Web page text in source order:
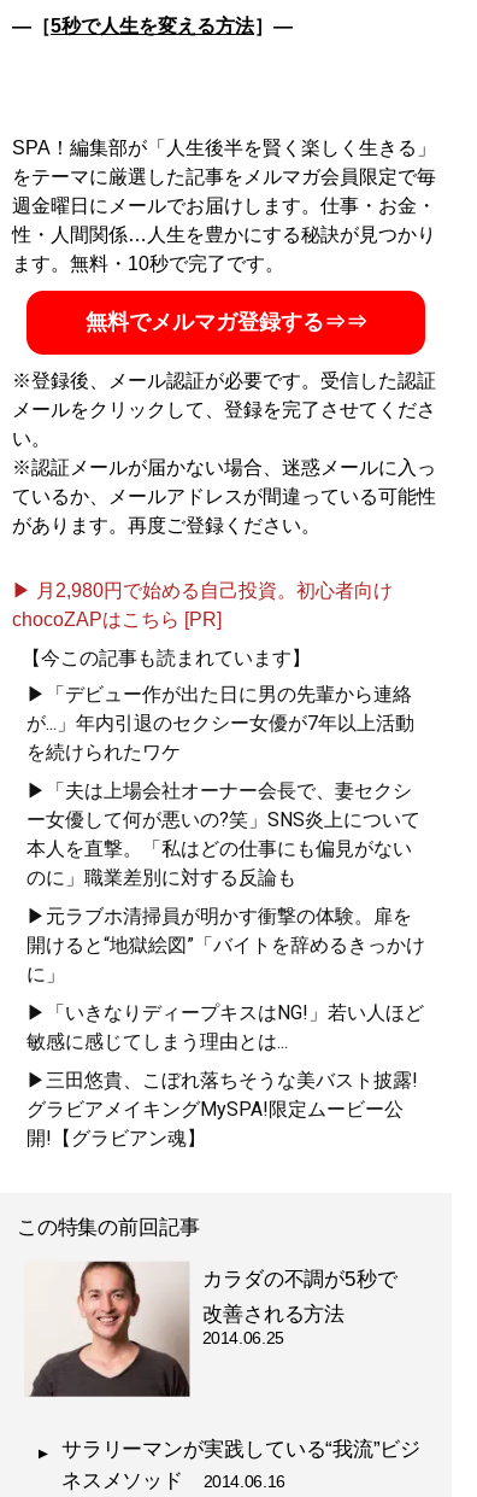
―［5秒で人生を変える方法］―
SPA！編集部が「人生後半を賢く楽しく生きる」
をテーマに厳選した記事をメルマガ会員限定で毎
週金曜日にメールでお届けします。仕事・お金・
性・人間関係…人生を豊かにする秘訣が見つかり
ます。無料・10秒で完了です。
無料でメルマガ登録する⇒⇒
※登録後、メール認証が必要です。受信した認証
メールをクリックして、登録を完了させてくださ
い。
※認証メールが届かない場合、迷惑メールに入っ
ているか、メールアドレスが間違っている可能性
があります。再度ご登録ください。
▶ 月2,980円で始める自己投資。初心者向け
chocoZAPはこちら [PR]
【今この記事も読まれています】
▶「デビュー作が出た日に男の先輩から連絡
が...」年内引退のセクシー女優が7年以上活動
を続けられたワケ
▶「夫は上場会社オーナー会長で、妻セクシ
ー女優して何が悪いの?笑」SNS炎上について
本人を直撃。「私はどの仕事にも偏見がない
のに」職業差別に対する反論も
▶元ラブホ清掃員が明かす衝撃の体験。扉を
開けると“地獄絵図”「バイトを辞めるきっかけ
に」
▶「いきなりディープキスはNG!」若い人ほど
敏感に感じてしまう理由とは...
▶三田悠貴、こぼれ落ちそうな美バスト披露!
グラビアメイキングMySPA!限定ムービー公
開!【グラビアン魂】
この特集の前回記事
カラダの不調が5秒で
改善される方法
2014.06.25
サラリーマンが実践している“我流”ビジ
ネスメソッド
2014.06.16